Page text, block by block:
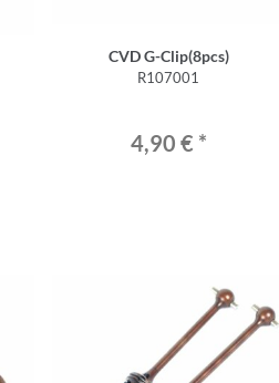
CVD G-Clip(8pcs)
R107001
4,90 € *